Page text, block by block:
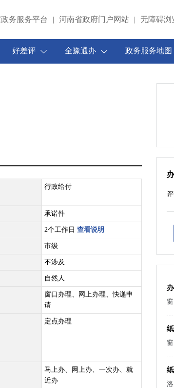
务服务平台 | 河南省政府门户网站 | 无障碍浏
好差评 全豫通办 政务服务地图
行政给付
承诺件
2个工作日 查看说明
市级
不涉及
自然人
窗口办理、网上办理、快递申
请
定点办理
马上办、网上办、一次办、就
近办